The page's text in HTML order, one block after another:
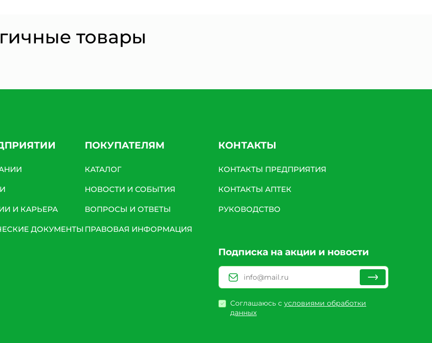
товары
И КАРЬЕРА
ДОКУМЕНТЫ
ПОКУПАТЕЛЯМ
КАТАЛОГ
НОВОСТИ И СОБЫТИЯ
ВОПРОСЫ И ОТВЕТЫ
ПРАВОВАЯ ИНФОРМАЦИЯ
КОНТАКТЫ
КОНТАКТЫ ПРЕДПРИЯТИЯ
КОНТАКТЫ АПТЕК
РУКОВОДСТВО
Подписка на акции и новости
Соглашаюсь с условиями обработки
данных